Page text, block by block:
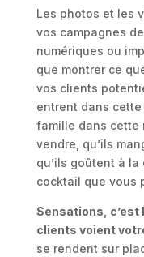
Les photos et les
vos campagnes
numériques ou
que montrer ce
vos clients
entrent dans
famille dans cette
vendre, qu’ils
qu’ils goûtent à
cocktail que vous
Sensations, c’est
clients voient
se rendent sur